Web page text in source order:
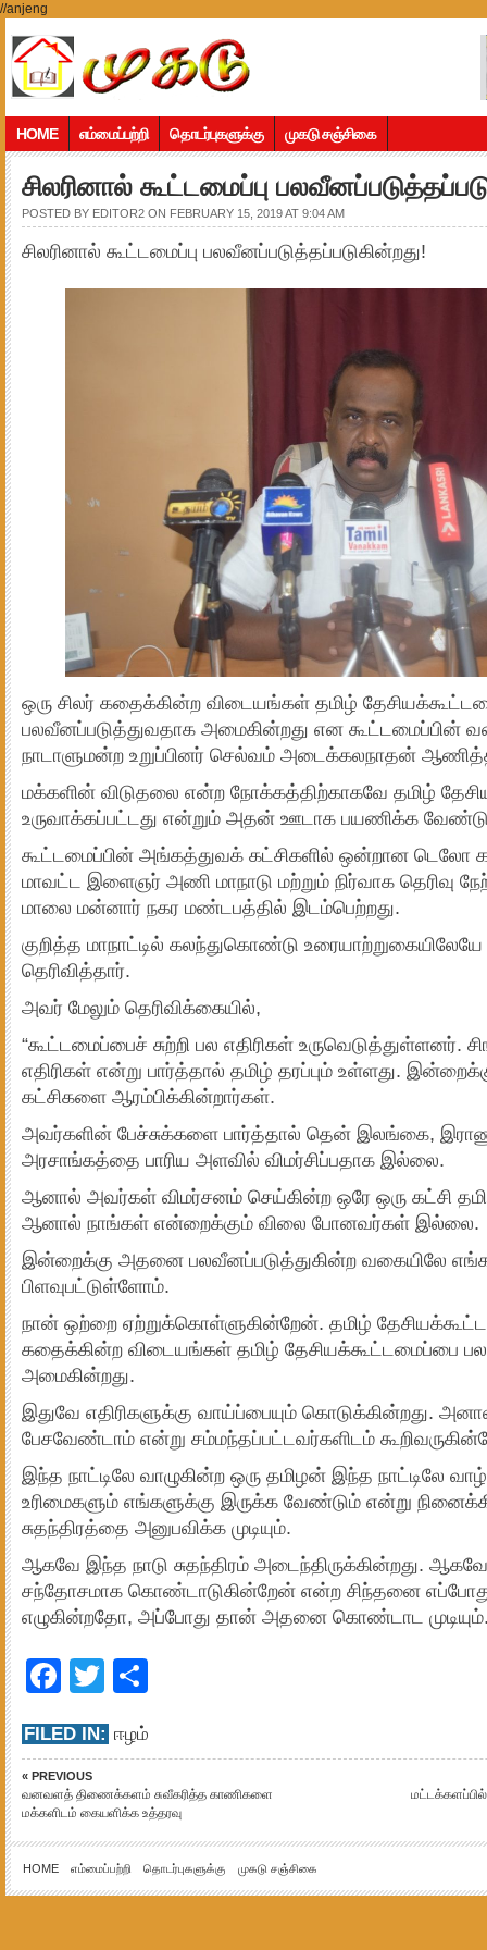
//anjeng
HOME எம்மைப்பற்றி தொடர்புகளுக்கு முகடு சஞ்சிகை
சிலரினால் கூட்டமைப்பு
POSTED BY EDITOR2 ON FEBRUARY 15, 2019 AT 9:04 AM
சிலரினால் கூட்டமைப்பு பலவீனப்படுத்தப்படுகின்றது!
ஒரு சிலர் கதைக்கின்ற விடையங்கள் தமிழ்
பலவீனப்படுத்துவதாக அமைகின்றது என கூட்டமைப்பின்
நாடாளுமன்ற உறுப்பினர் செல்வம் அடைக்கலநாதன்
மக்களின் விடுதலை என்ற நோக்கத்திற்காகவே தமிழ்
உருவாக்கப்பட்டது என்றும் அதன் ஊடாக பயணிக்க
கூட்டமைப்பின் அங்கத்துவக் கட்சிகளில் ஒன்றான டெலோ
மாவட்ட இளைஞர் அணி மாநாடு மற்றும் நிர்வாக தெரிவு
மாலை மன்னார் நகர மண்டபத்தில் இடம்பெற்றது.
குறித்த மாநாட்டில் கலந்துகொண்டு
தெரிவித்தார்.
அவர் மேலும் தெரிவிக்கையில்,
“கூட்டமைப்பைச் சுற்றி பல எதிரிகள் உருவெடுத்துள்ளனர்.
எதிரிகள் என்று பார்த்தால் தமிழ் தரப்பும் உள்ளது.
கட்சிகளை ஆரம்பிக்கின்றார்கள்.
அவர்களின் பேச்சுக்களை பார்த்தால் தென் இலங்கை,
அரசாங்கத்தை பாரிய அளவில் விமர்சிப்பதாக இல்லை.
ஆனால் அவர்கள் விமர்சனம் செய்கின்ற ஒரே ஒரு கட்சி
ஆனால் நாங்கள் என்றைக்கும் விலை போனவர்கள் இல்லை.
இன்றைக்கு அதனை பலவீனப்படுத்துகின்ற வகையிலே
பிளவுபட்டுள்ளோம்.
நான் ஒற்றை ஏற்றுக்கொள்ளுகின்றேன். தமிழ்
கதைக்கின்ற விடையங்கள் தமிழ் தேசியக்கூட்டமைப்பை
அமைகின்றது.
இதுவே எதிரிகளுக்கு வாய்ப்பையும் கொடுக்கின்றது.
பேசவேண்டாம் என்று சம்மந்தப்பட்டவர்களிடம்
இந்த நாட்டிலே வாழுகின்ற ஒரு தமிழன் இந்த நாட்டிலே
உரிமைகளும் எங்களுக்கு இருக்க வேண்டும் என்று
சுதந்திரத்தை அனுபவிக்க முடியும்.
ஆகவே இந்த நாடு சுதந்திரம் அடைந்திருக்கின்றது.
சந்தோசமாக கொண்டாடுகின்றேன் என்ற சிந்தனை
எழுகின்றதோ, அப்போது தான் அதனை கொண்டாட
Facebook
Twitter
FILED IN: ஈழம்
« PREVIOUS
வனவளத் திணைக்களம் சுவீகரித்த காணிகளை
மக்களிடம் கையளிக்க உத்தரவு
HOME எம்மைப்பற்றி தொடர்புகளுக்கு முகடு சஞ்சிகை